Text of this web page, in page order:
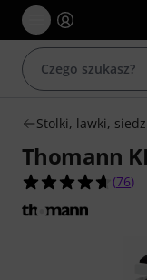
Stolki, lawki,
Thomann
4.7
(76)